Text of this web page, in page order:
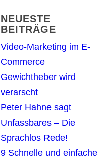
NEUESTE
BEITRÄGE
Video-Marketing im E-
Commerce
Gewichtheber wird
verarscht
Peter Hahne sagt
Unfassbares – Die
Sprachlos Rede!
9 Schnelle und einfache